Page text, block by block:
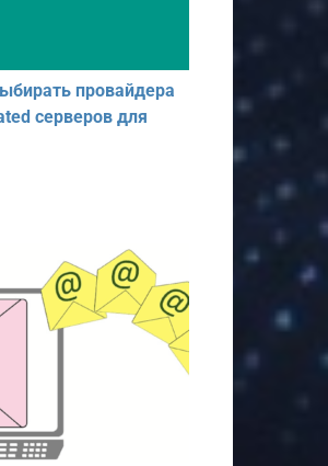
провайдера
серверов для